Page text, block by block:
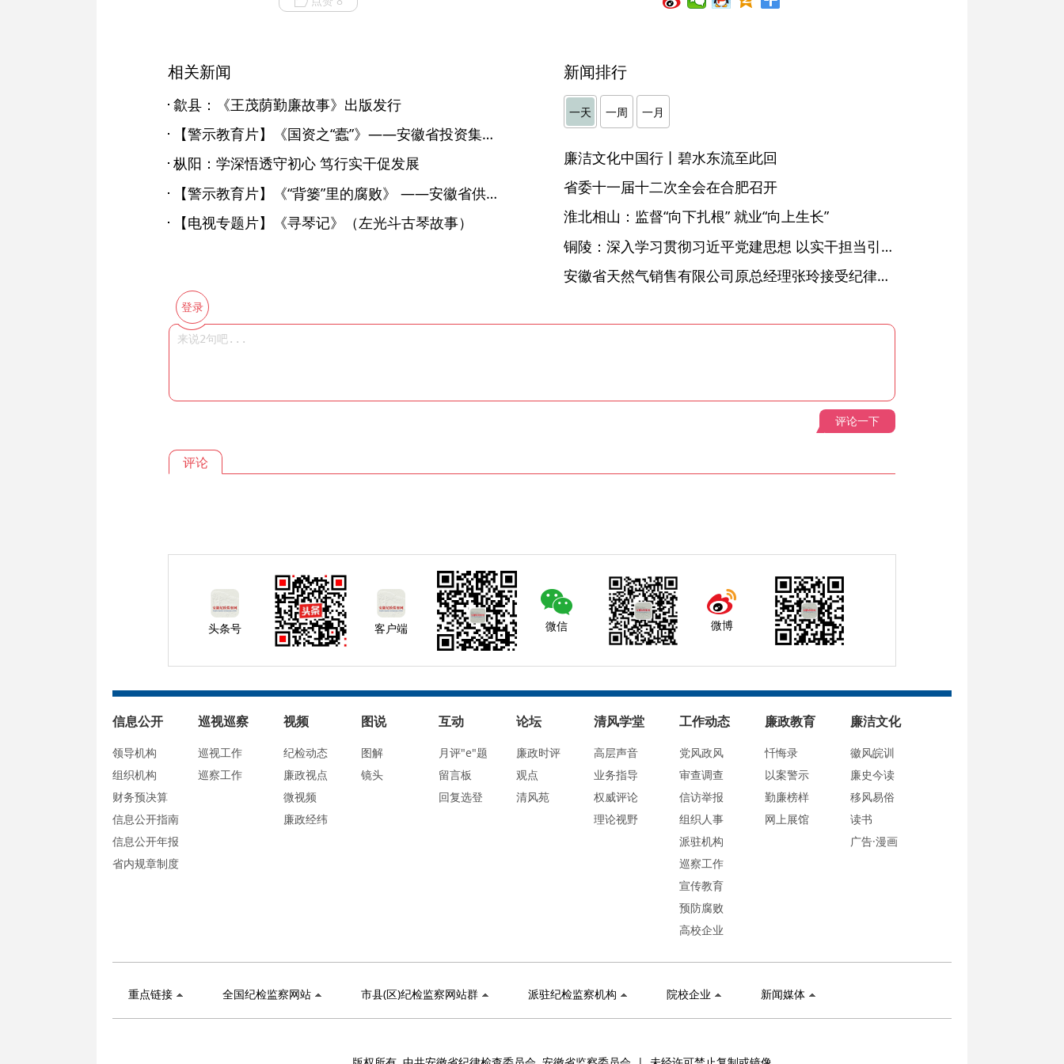
相关新闻
歙县：《王茂荫勤廉故事》出版发行
【警示教育片】《国资之“蠹”》——安徽省投资集团系列腐败案件警示录
枞阳：学深悟透守初心 笃行实干促发展
【警示教育片】《“背篓”里的腐败》 ——安徽省供销社系统系列腐败案件警示录
【电视专题片】《寻琴记》（左光斗古琴故事）
新闻排行
一天 一周 一月
廉洁文化中国行丨碧水东流至此回
省委十一届十二次全会在合肥召开
淮北相山：监督“向下扎根” 就业“向上生长”
铜陵：深入学习贯彻习近平党建思想 以实干担当引领纪检监察工作高质量发展
安徽省天然气销售有限公司原总经理张玲接受纪律审查和监察调查
登录
评论一下
评论
头条号 客户端 微信 微博
信息公开
领导机构
组织机构
财务预决算
信息公开指南
信息公开年报
省内规章制度
巡视巡察
巡视工作
巡察工作
视频
纪检动态
廉政视点
微视频
廉政经纬
图说
图解
镜头
互动
月评"e"题
留言板
回复选登
论坛
廉政时评
观点
清风苑
清风学堂
高层声音
业务指导
权威评论
理论视野
工作动态
党风政风
审查调查
信访举报
组织人事
派驻机构
巡察工作
宣传教育
预防腐败
高校企业
廉政教育
忏悔录
以案警示
勤廉榜样
网上展馆
廉洁文化
徽风皖训
廉史今读
移风易俗
读书
广告·漫画
重点链接 全国纪检监察网站 市县(区)纪检监察网站群 派驻纪检监察机构 院校企业 新闻媒体